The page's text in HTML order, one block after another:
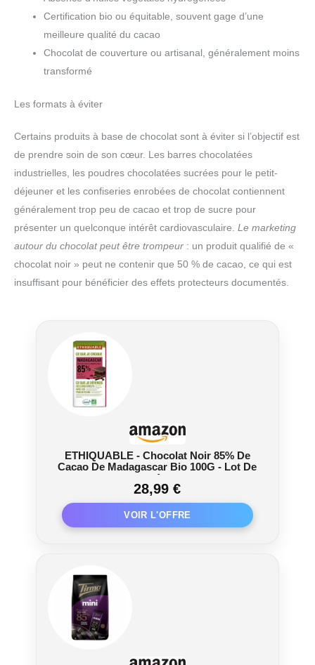
Certification bio ou équitable, souvent gage d’une
meilleure qualité du cacao
Chocolat de couverture ou artisanal, généralement moins
transformé
Les formats à éviter
Certains produits à base de chocolat sont à éviter si l’objectif est
de prendre soin de son cœur. Les barres chocolatées
industrielles, les poudres chocolatées sucrées pour le petit-
déjeuner et les confiseries enrobées de chocolat contiennent
généralement trop peu de cacao et trop de sucre pour
présenter un quelconque intérêt cardiovasculaire. Le marketing
autour du chocolat peut être trompeur : un produit qualifié de «
chocolat noir » peut ne contenir que 50 % de cacao, ce qui est
insuffisant pour bénéficier des effets protecteurs documentés.
ETHIQUABLE - Chocolat Noir 85% De
Cacao De Madagascar Bio 100G - Lot De
4
28,99 €